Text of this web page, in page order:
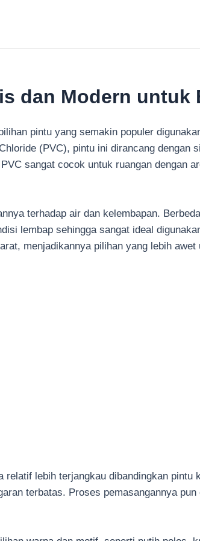
dan Modern untuk
pintu yang semakin populer
(PVC), pintu ini dirancang dengan
sangat cocok untuk ruangan dengan
terhadap air dan kelembapan.
lembap sehingga sangat ideal
menjadikannya pilihan yang lebih awet
lebih terjangkau dibandingkan
terbatas. Proses pemasangannya